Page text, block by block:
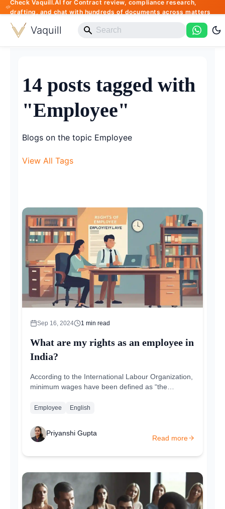
Check Vaquill.AI for Contract review, compliance research,
drafting, and chat with hundreds of documents across matters
Vaquill
14 posts tagged with
"Employee"
Blogs on the topic Employee
View All Tags
Sep 16, 2024 1 min read
What are my rights as an employee in
India?
According to the International Labour Organization,
minimum wages have been defined as “the
Employee English
Priyanshi Gupta
Read more